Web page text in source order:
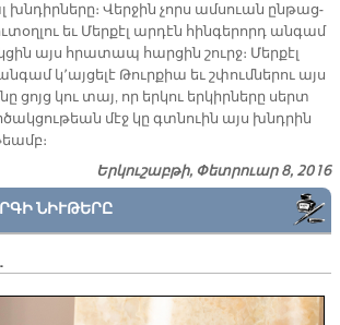
խնդիր­նե­րը։ Վեր­ջին չորս ամ­սուան ըն­թաց­
եւ Մեր­քէլ ար­դէն հին­գե­րորդ ան­գամ
այս հրա­տապ հար­ցին շուրջ։ Մեր­քէլ
կ՚այ­ցե­լէ Թուր­քիա եւ շփում­նե­րու այս
ցոյց կու տայ, որ եր­կու եր­կիր­նե­րը սերտ
մէջ կը գտնուին այս խնդրին
Երկուշաբթի, Փետրուար 8, 2016
ՆԻՒԹԵՐԸ